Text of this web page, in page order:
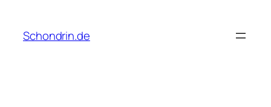
content
Schondrin.de